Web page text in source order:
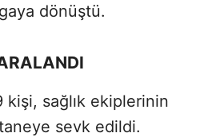
dönüştü.
kişi, sağlık ekiplerinin
sevk edildi.